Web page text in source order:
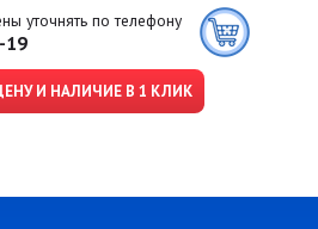
уточнять по телефону
19
И НАЛИЧИЕ В 1 КЛИК